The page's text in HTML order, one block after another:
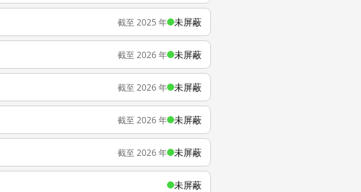
截至 2025 年 未屏蔽
截至 2026 年 未屏蔽
截至 2026 年 未屏蔽
截至 2026 年 未屏蔽
截至 2026 年 未屏蔽
未屏蔽